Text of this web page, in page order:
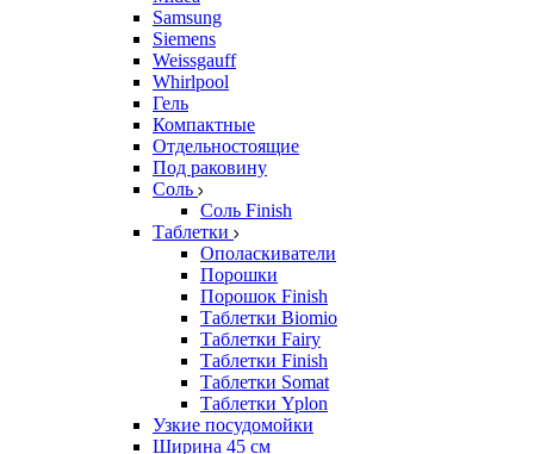
Samsung
Siemens
Weissgauff
Whirlpool
Гель
Компактные
Отдельностоящие
Под раковину
Соль
Соль Finish
Таблетки
Ополаскиватели
Порошки
Порошок Finish
Таблетки Biomio
Таблетки Fairy
Таблетки Finish
Таблетки Somat
Таблетки Yplon
Узкие посудомойки
Ширина 45 см